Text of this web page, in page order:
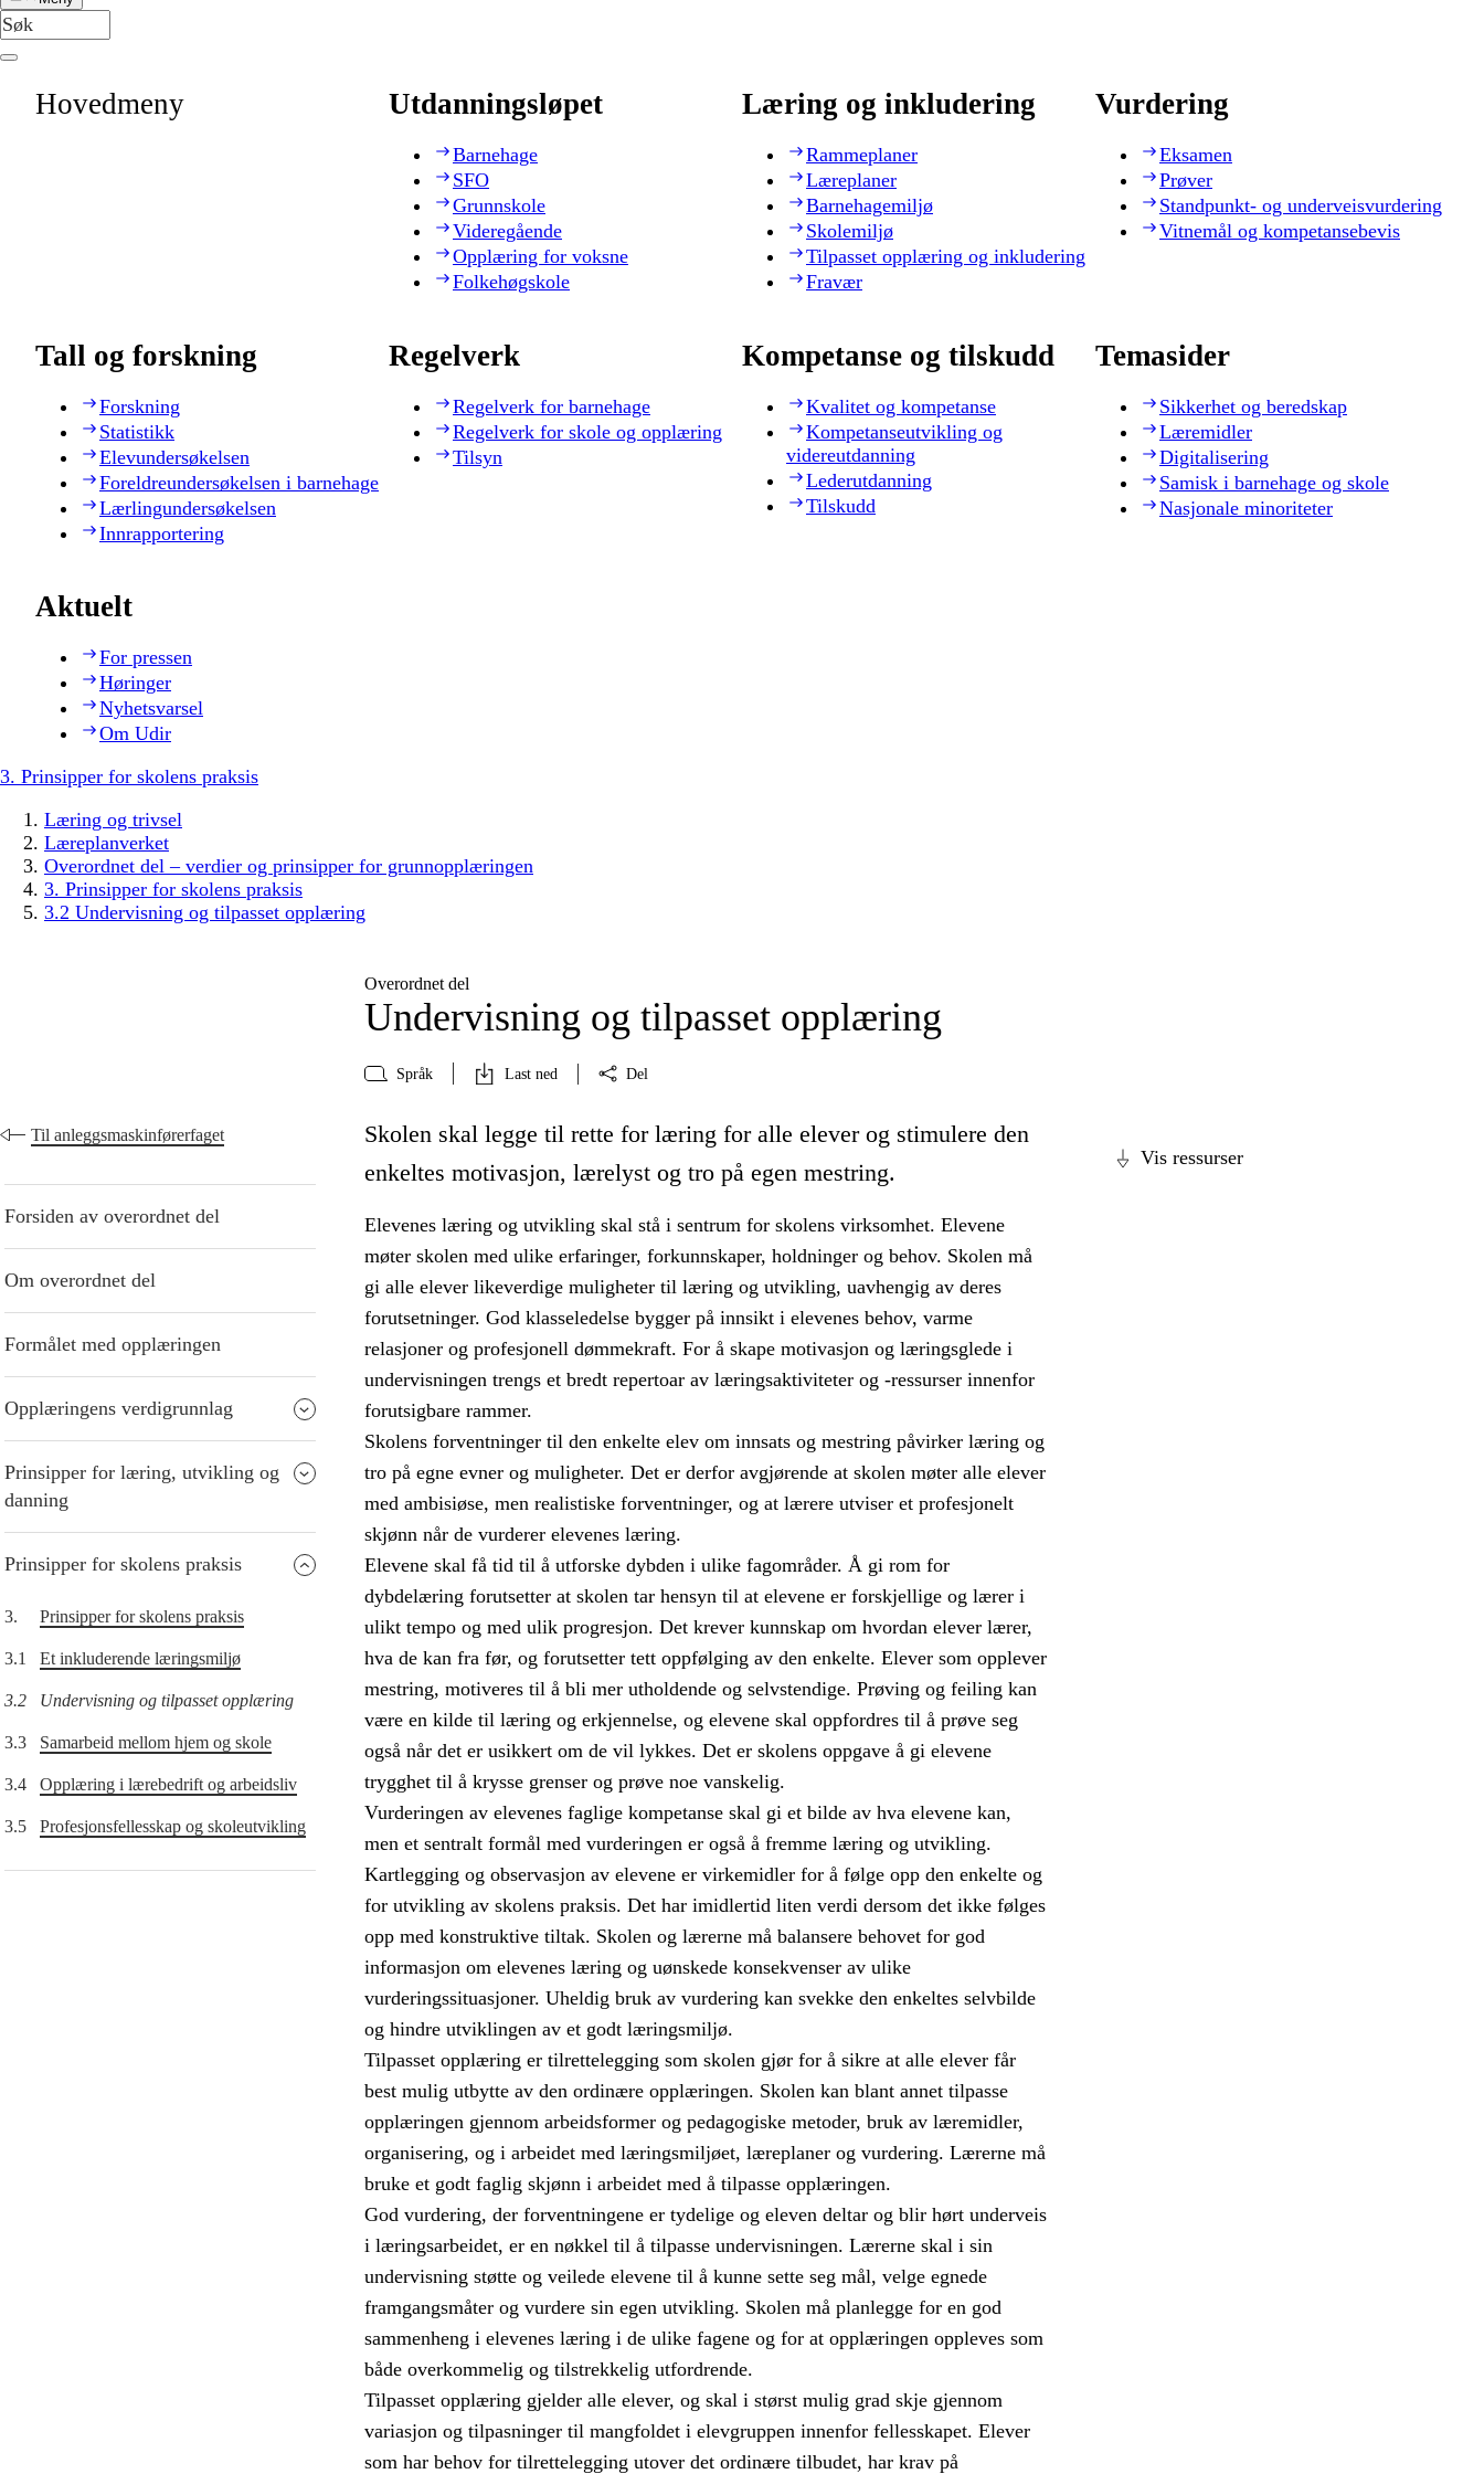
Hovedmeny Utdanningsløpet
Barnehage
SFO
Grunnskole
Videregående
Opplæring for voksne
Folkehøgskole
Læring og inkludering
Rammeplaner
Læreplaner
Barnehagemiljø
Skolemiljø
Tilpasset opplæring og inkludering
Fravær
Vurdering
Eksamen
Prøver
Standpunkt- og underveisvurdering
Vitnemål og kompetansebevis
Tall og forskning
Forskning
Statistikk
Elevundersøkelsen
Foreldreundersøkelsen i barnehage
Lærlingundersøkelsen
Innrapportering
Regelverk
Regelverk for barnehage
Regelverk for skole og opplæring
Tilsyn
Kompetanse og tilskudd
Kvalitet og kompetanse
Kompetanseutvikling og
videreutdanning
Lederutdanning
Tilskudd
Temasider
Sikkerhet og beredskap
Læremidler
Digitalisering
Samisk i barnehage og skole
Nasjonale minoriteter
Aktuelt
For pressen
Høringer
Nyhetsvarsel
Om Udir
3. Prinsipper for skolens praksis
Læring og trivsel
Læreplanverket
Overordnet del – verdier og prinsipper for grunnopplæringen
3. Prinsipper for skolens praksis
3.2 Undervisning og tilpasset opplæring
Overordnet del
Undervisning og tilpasset opplæring
Språk Last ned Del
Til anleggsmaskinførerfaget
Forsiden av overordnet del
Om overordnet del
Formålet med opplæringen
Opplæringens verdigrunnlag
Prinsipper for læring, utvikling og
danning
Prinsipper for skolens praksis
3. Prinsipper for skolens praksis
3.1 Et inkluderende læringsmiljø
3.2 Undervisning og tilpasset opplæring
3.3 Samarbeid mellom hjem og skole
3.4 Opplæring i lærebedrift og arbeidsliv
3.5 Profesjonsfellesskap og skoleutvikling
Vis ressurser
Skolen skal legge til rette for læring for alle elever og stimulere den
enkeltes motivasjon, lærelyst og tro på egen mestring.
Elevenes læring og utvikling skal stå i sentrum for skolens virksomhet. Elevene
møter skolen med ulike erfaringer, forkunnskaper, holdninger og behov. Skolen må
gi alle elever likeverdige muligheter til læring og utvikling, uavhengig av deres
forutsetninger. God klasseledelse bygger på innsikt i elevenes behov, varme
relasjoner og profesjonell dømmekraft. For å skape motivasjon og læringsglede i
undervisningen trengs et bredt repertoar av læringsaktiviteter og -ressurser innenfor
forutsigbare rammer.
Skolens forventninger til den enkelte elev om innsats og mestring påvirker læring og
tro på egne evner og muligheter. Det er derfor avgjørende at skolen møter alle elever
med ambisiøse, men realistiske forventninger, og at lærere utviser et profesjonelt
skjønn når de vurderer elevenes læring.
Elevene skal få tid til å utforske dybden i ulike fagområder. Å gi rom for
dybdelæring forutsetter at skolen tar hensyn til at elevene er forskjellige og lærer i
ulikt tempo og med ulik progresjon. Det krever kunnskap om hvordan elever lærer,
hva de kan fra før, og forutsetter tett oppfølging av den enkelte. Elever som opplever
mestring, motiveres til å bli mer utholdende og selvstendige. Prøving og feiling kan
være en kilde til læring og erkjennelse, og elevene skal oppfordres til å prøve seg
også når det er usikkert om de vil lykkes. Det er skolens oppgave å gi elevene
trygghet til å krysse grenser og prøve noe vanskelig.
Vurderingen av elevenes faglige kompetanse skal gi et bilde av hva elevene kan,
men et sentralt formål med vurderingen er også å fremme læring og utvikling.
Kartlegging og observasjon av elevene er virkemidler for å følge opp den enkelte og
for utvikling av skolens praksis. Det har imidlertid liten verdi dersom det ikke følges
opp med konstruktive tiltak. Skolen og lærerne må balansere behovet for god
informasjon om elevenes læring og uønskede konsekvenser av ulike
vurderingssituasjoner. Uheldig bruk av vurdering kan svekke den enkeltes selvbilde
og hindre utviklingen av et godt læringsmiljø.
Tilpasset opplæring er tilrettelegging som skolen gjør for å sikre at alle elever får
best mulig utbytte av den ordinære opplæringen. Skolen kan blant annet tilpasse
opplæringen gjennom arbeidsformer og pedagogiske metoder, bruk av læremidler,
organisering, og i arbeidet med læringsmiljøet, læreplaner og vurdering. Lærerne må
bruke et godt faglig skjønn i arbeidet med å tilpasse opplæringen.
God vurdering, der forventningene er tydelige og eleven deltar og blir hørt underveis
i læringsarbeidet, er en nøkkel til å tilpasse undervisningen. Lærerne skal i sin
undervisning støtte og veilede elevene til å kunne sette seg mål, velge egnede
framgangsmåter og vurdere sin egen utvikling. Skolen må planlegge for en god
sammenheng i elevenes læring i de ulike fagene og for at opplæringen oppleves som
både overkommelig og tilstrekkelig utfordrende.
Tilpasset opplæring gjelder alle elever, og skal i størst mulig grad skje gjennom
variasjon og tilpasninger til mangfoldet i elevgruppen innenfor fellesskapet. Elever
som har behov for tilrettelegging utover det ordinære tilbudet, har krav på